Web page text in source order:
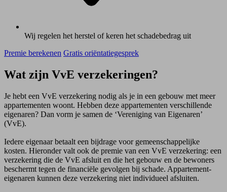
Wij regelen het herstel of keren het schadebedrag uit
Premie berekenen Gratis oriëntatiegesprek
Wat zijn VvE verzekeringen?
Je hebt een VvE verzekering nodig als je in een gebouw met meer
appartementen woont. Hebben deze appartementen verschillende
eigenaren? Dan vorm je samen de ‘Vereniging van Eigenaren’
(VvE).
Iedere eigenaar betaalt een bijdrage voor gemeenschappelijke
kosten. Hieronder valt ook de premie van een VvE verzekering: een
verzekering die de VvE afsluit en die het gebouw en de bewoners
beschermt tegen de financiële gevolgen bij schade. Appartement­
eigenaren kunnen deze verzekering niet individueel afsluiten.